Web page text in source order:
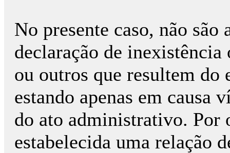
No presente caso, não
declaração de
ou outros que resultem
estando apenas em causa
do ato administrativo. Por
estabelecida uma relação